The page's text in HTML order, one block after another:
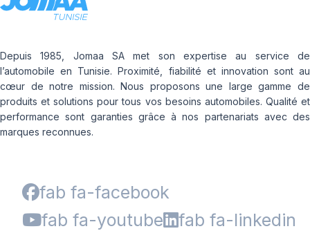
Depuis 1985, Jomaa SA met son expertise au service de
l’automobile en Tunisie. Proximité, fiabilité et innovation sont au
cœur de notre mission. Nous proposons une large gamme de
produits et solutions pour tous vos besoins automobiles. Qualité et
performance sont garanties grâce à nos partenariats avec des
marques reconnues.
fab fa-facebook
fab fa-youtube
fab fa-linkedin